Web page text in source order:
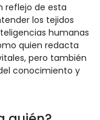
reflejo de esta
los tejidos
humanas
quien redacta
pero también
conocimiento y